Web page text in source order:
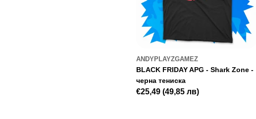
ANDYPLAYZGAMEZ
BLACK FRIDAY APG - Shark Zone -
черна тениска
Редовна
€25,49 (49,85 лв)